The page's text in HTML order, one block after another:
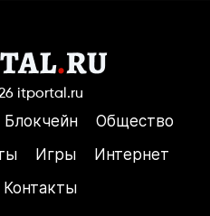
itportal.ru
Блокчейн
Общество
Игры
Интернет
Контакты